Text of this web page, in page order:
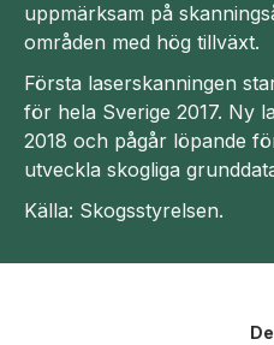
uppmärksam på
områden med hög tillväxt.
Första laserskanningen
för hela Sverige 2017. Ny
2018 och pågår löpande
utveckla skogliga
Källa: Skogsstyrelsen.